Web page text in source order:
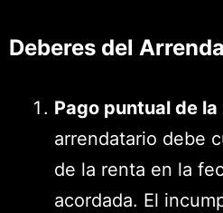
Deberes del
Pago puntual de la
arrendatario debe
de la renta en la
acordada. El